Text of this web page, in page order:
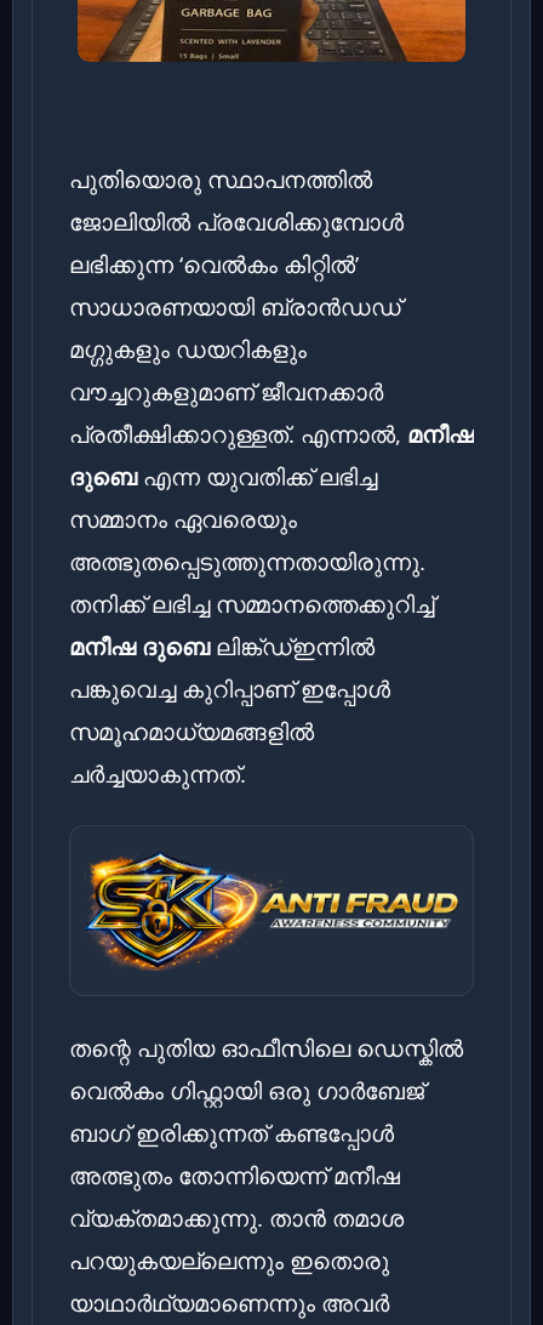
പുതിയൊരു സ്ഥാപനത്തിൽ
ജോലിയിൽ പ്രവേശിക്കുമ്പോൾ
ലഭിക്കുന്ന ‘വെൽകം കിറ്റിൽ’
സാധാരണയായി ബ്രാൻഡഡ്
മഗ്ഗുകളും ഡയറികളും
വൗച്ചറുകളുമാണ് ജീവനക്കാർ
പ്രതീക്ഷിക്കാറുള്ളത്. എന്നാൽ, മനീഷ
ദുബെഎന്ന യുവതിക്ക് ലഭിച്ച
സമ്മാനം ഏവരെയും
അത്ഭുതപ്പെടുത്തുന്നതായിരുന്നു.
തനിക്ക് ലഭിച്ച സമ്മാനത്തെക്കുറിച്ച്
മനീഷ ദുബെലിങ്ക്ഡ്ഇന്നിൽ
പങ്കുവെച്ച കുറിപ്പാണ് ഇപ്പോൾ
സമൂഹമാധ്യമങ്ങളിൽ
ചർച്ചയാകുന്നത്.
തന്റെ പുതിയ ഓഫീസിലെ ഡെസ്കിൽ
വെൽകം ഗിഫ്റ്റായി ഒരു ഗാർബേജ്
ബാഗ് ഇരിക്കുന്നത് കണ്ടപ്പോൾ
അത്ഭുതം തോന്നിയെന്ന് മനീഷ
വ്യക്തമാക്കുന്നു. താൻ തമാശ
പറയുകയല്ലെന്നും ഇതൊരു
യാഥാർഥ്യമാണെന്നും അവർ